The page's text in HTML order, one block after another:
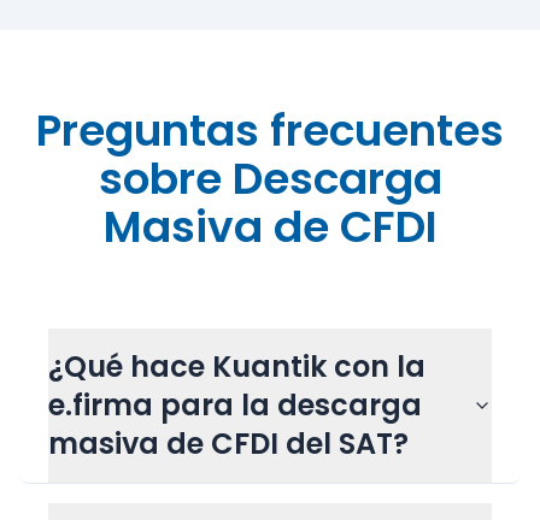
Preguntas frecuentes
sobre Descarga
Masiva de CFDI
¿Qué hace Kuantik con la
e.firma para la descarga
masiva de CFDI del SAT?